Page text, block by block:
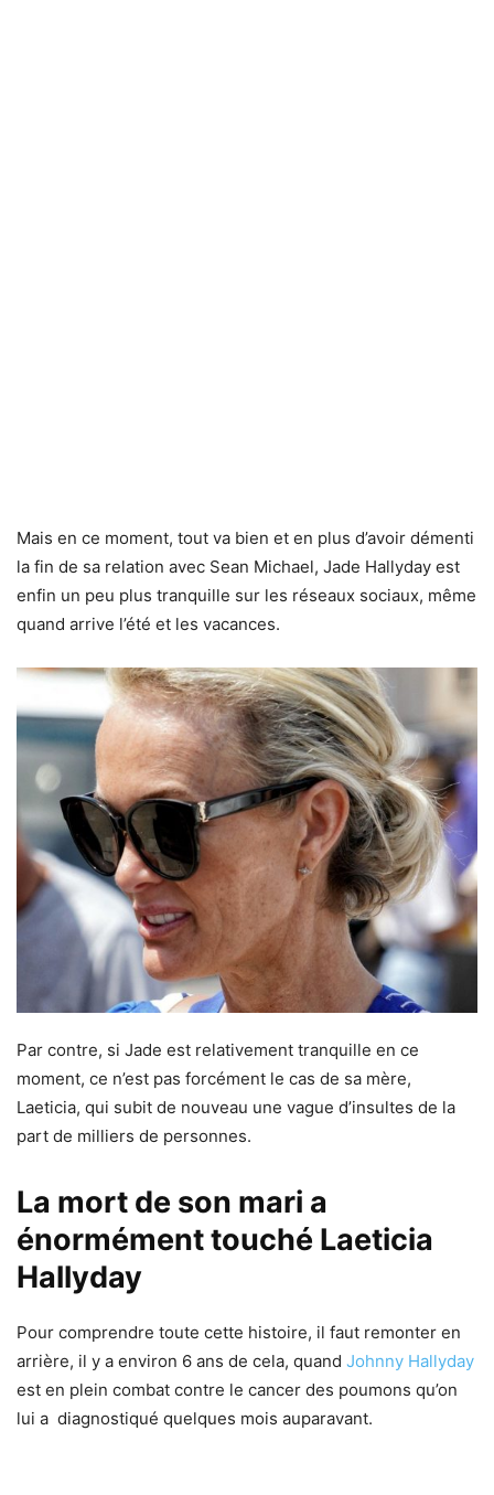
Mais en ce moment, tout va bien et en plus d’avoir démenti
la fin de sa relation avec Sean Michael, Jade Hallyday est
enfin un peu plus tranquille sur les réseaux sociaux, même
quand arrive l’été et les vacances.
Par contre, si Jade est relativement tranquille en ce
moment, ce n’est pas forcément le cas de sa mère,
Laeticia, qui subit de nouveau une vague d’insultes de la
part de milliers de personnes.
La mort de son mari a
énormément touché Laeticia
Hallyday
Pour comprendre toute cette histoire, il faut remonter en
arrière, il y a environ 6 ans de cela, quand Johnny Hallyday
est en plein combat contre le cancer des poumons qu’on
lui a diagnostiqué quelques mois auparavant.